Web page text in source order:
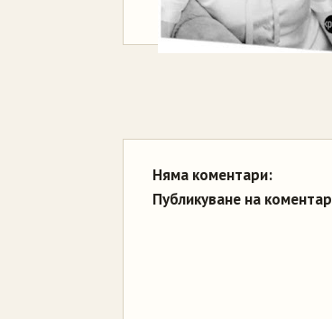
Няма коментари:
Публикуване на коментар